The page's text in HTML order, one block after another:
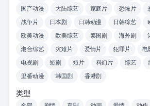
国产动漫
大陆综艺 家庭片 恐怖片
战争片
日本剧 日韩动漫 日韩综艺
欧美动漫
欧美综艺 泰国剧 海外剧
港台综艺
灾难片 爱情片 犯罪片 电
电视剧
短剧 短片 科幻片 综艺
里番动漫
韩国剧 香港剧
类型